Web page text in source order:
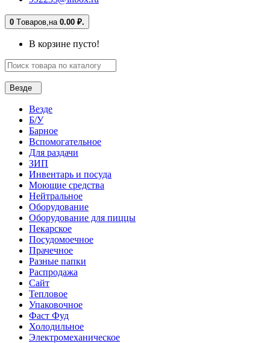
0 Tоваров, на 0.00 ₽.
В корзине пусто!
Везде
Везде
Б/У
Барное
Вспомогательное
Для раздачи
ЗИП
Инвентарь и посуда
Моющие средства
Нейтральное
Оборудование
Оборудование для пиццы
Пекарское
Посудомоечное
Прачечное
Разные папки
Распродажа
Сайт
Тепловое
Упаковочное
Фаст Фуд
Холодильное
Электромеханическое